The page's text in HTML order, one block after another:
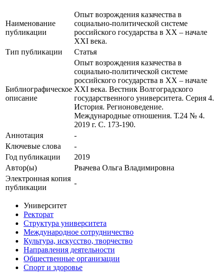
Наименование
публикации
Опыт возрождения казачества в
социально-политической системе
российского государства в XX – начале
XXI века.
Тип публикации
Статья
Библиографическое
описание
Опыт возрождения казачества в
социально-политической системе
российского государства в XX – начале
XXI века. Вестник Волгоградского
государственного университета. Серия 4.
История. Регионоведение.
Международные отношения. Т.24 № 4.
2019 г. С. 173-190.
Аннотация
-
Ключевые cлова
-
Год публикации
2019
Автор(ы)
Рвачева Ольга Владимировна
Электронная копия
публикации
-
Университет
Ректорат
Структура университета
Международное сотрудничество
Культура, искусство, творчество
Направления деятельности
Общественные организации
Спорт и здоровье